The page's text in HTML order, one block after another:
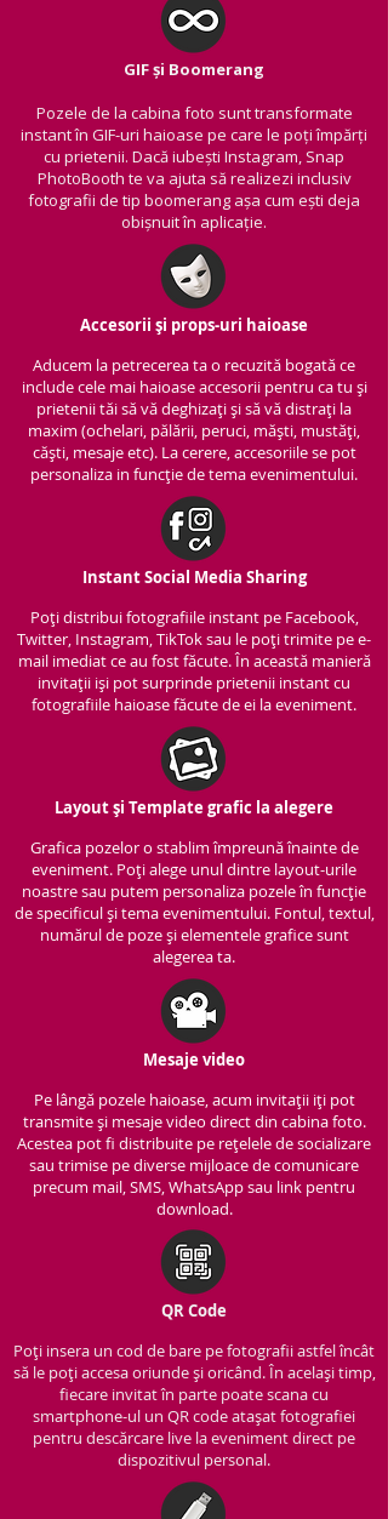
GIF și Boomerang
Pozele de la cabina foto sunt transformate
instant în GIF-uri haioase pe care le poți împărți
cu prietenii. Dacă iubești Instagram, Snap
PhotoBooth te va ajuta să realizezi inclusiv
fotografii de tip boomerang așa cum ești deja
obișnuit în aplicație.
Accesorii și props-uri haioase
Aducem la petrecerea ta o recuzită bogată ce
include cele mai haioase accesorii pentru ca tu și
prietenii tăi să vă deghizați și să vă distrați la
maxim (ochelari, pălării, peruci, măști, mustăți,
căști, mesaje etc). La cerere, accesoriile se pot
personaliza in funcție de tema evenimentului.
Instant Social Media Sharing
Poți distribui fotografiile instant pe Facebook,
Twitter, Instagram, TikTok sau le poți trimite pe e-
mail imediat ce au fost făcute. În această manieră
invitații iși pot surprinde prietenii instant cu
fotografiile haioase făcute de ei la eveniment.
Layout și Template grafic la alegere
Grafica pozelor o stablim împreună înainte de
eveniment. Poți alege unul dintre layout-urile
noastre sau putem personaliza pozele în funcție
de specificul și tema evenimentului. Fontul, textul,
numărul de poze și elementele grafice sunt
alegerea ta.
Mesaje video
Pe lângă pozele haioase, acum invitații iți pot
transmite și mesaje video direct din cabina foto.
Acestea pot fi distribuite pe rețelele de socializare
sau trimise pe diverse mijloace de comunicare
precum mail, SMS, WhatsApp sau link pentru
download.
QR Code
Poți insera un cod de bare pe fotografii astfel încât
să le poți accesa oriunde și oricând. În același timp,
fiecare invitat în parte poate scana cu
smartphone-ul un QR code atașat fotografiei
pentru descărcare live la eveniment direct pe
dispozitivul personal.